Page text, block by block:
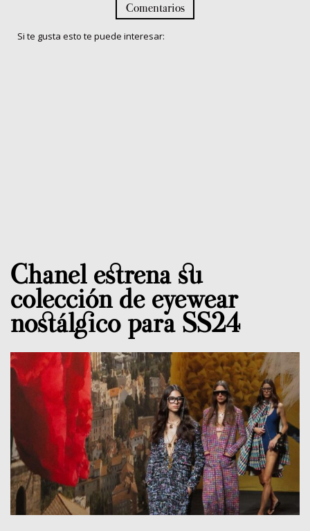
Comentarios
Si te gusta esto te puede interesar:
Chanel estrena su
colección de eyewear
nostálgico para SS24